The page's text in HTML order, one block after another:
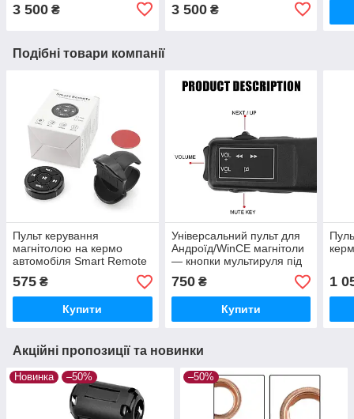
3 500 ₴ 3 500₴
Подібні товари компанії
Пульт керування
магнітолою на кермо
автомобіля Smart Remote
Bluetooth
575 ₴
Купити
Універсальний пульт для
Андроїд/WinCE магнітоли
— кнопки мультируля під
кермо 5 клавіш
750₴
Купити
1
Акційні пропозиції та новинки
Новинка –50% –50%